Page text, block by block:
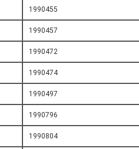
1990455
1990457
1990472
1990474
1990497
1990796
1990804